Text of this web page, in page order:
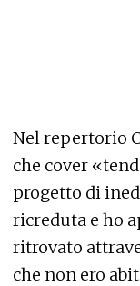
Nel repertorio
che cover
progetto di
ricreduta e ho
ritrovato
che non ero